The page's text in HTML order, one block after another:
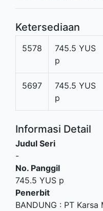
Ketersediaan
5578
745.5 YUS
p
5697
745.5 YUS
p
Informasi Detail
Judul Seri
-
No. Panggil
745.5 YUS p
Penerbit
BANDUNG : PT Karsa